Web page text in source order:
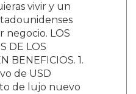
vivir y un
negocio. LOS
DE LOS
BENEFICIOS. 1.
de USD
de lujo nuevo